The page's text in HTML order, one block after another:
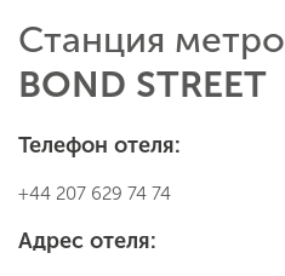
Станция метро
BOND STREET
Телефон отеля:
+44 207 629 74 74
Адрес отеля: